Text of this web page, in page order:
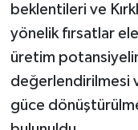
beklentileri ve
yönelik fırsatlar
üretim
değerlendirilmesi
güce